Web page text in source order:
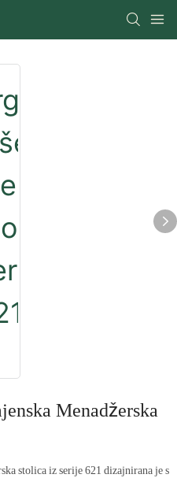
Menadžerska
stolica iz serije 621 dizajnirana je s